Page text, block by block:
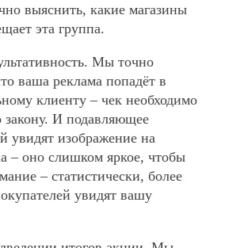
выяснить, какие магазины
эта группа.
Мы точно
ваша реклама попадёт в
клиенту – чек необходимо
закону. И подавляющее
увидят изображение на
– оно слишком яркое, чтобы
– статистически, более
увидят вашу